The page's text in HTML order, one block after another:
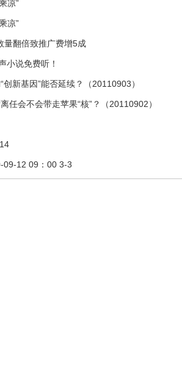
凉”
凉”
量翻倍致推广费增5成
小说免费听！
新基因”能否延续？（20110903）
任会不会带走苹果“核”？（20110902）
09-12 09：00 3-3